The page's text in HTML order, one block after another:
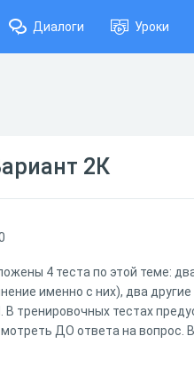
Диалоги Уроки
2К
4 теста по этой теме:
именно с них), два
тренировочных тестах
ДО ответа на вопрос.